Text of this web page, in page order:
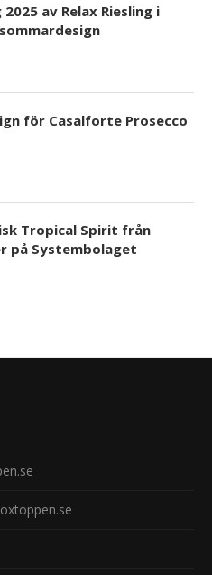
av Relax Riesling i
för Casalforte Prosecco
Tropical Spirit från
på Systembolaget